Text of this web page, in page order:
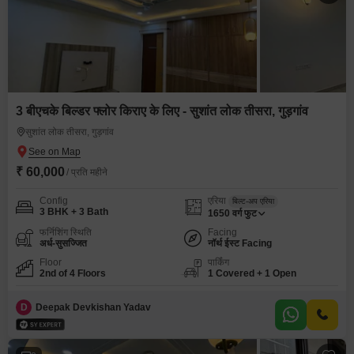
3 बीएचके बिल्डर फ्लोर किराए के लिए - सुशांत लोक तीसरा, गुड़गांव
सुशांत लोक तीसरा, गुड़गांव
₹ 60,000 / प्रति महीने
Config
3 BHK + 3 Bath
एरिया बिल्ट-अप एरिया
1650 वर्ग फुट
फर्निशिंग स्थिति
अर्ध-सुसज्जित
Facing
नॉर्थ ईस्ट Facing
Floor
2nd of 4 Floors
पार्किंग
1 Covered + 1 Open
D Deepak Devkishan Yadav